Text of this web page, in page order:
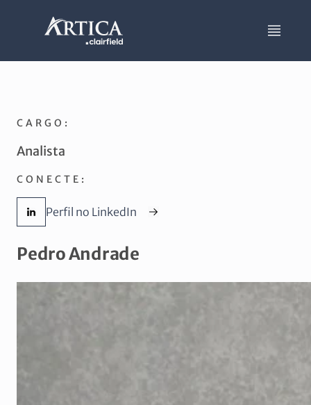
CARGO:
Analista
CONECTE:
Perfil no LinkedIn
Pedro Andrade